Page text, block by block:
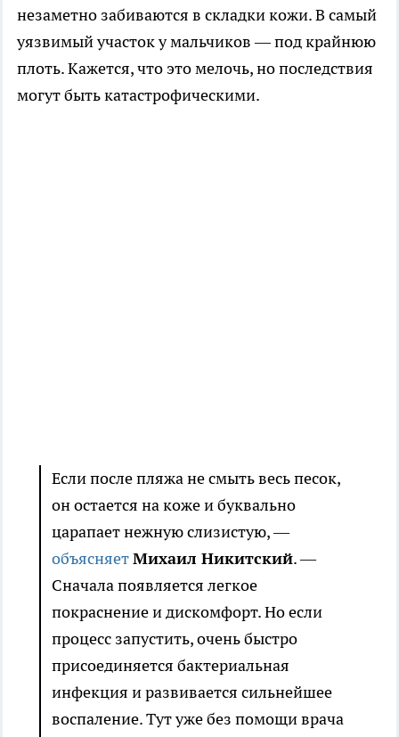
незаметно забиваются в складки кожи. В самый
уязвимый участок у мальчиков — под крайнюю
плоть. Кажется, что это мелочь, но последствия
могут быть катастрофическими.
Если после пляжа не смыть весь песок,
он остается на коже и буквально
царапает нежную слизистую, —
объясняетМихаил Никитский. —
Сначала появляется легкое
покраснение и дискомфорт. Но если
процесс запустить, очень быстро
присоединяется бактериальная
инфекция и развивается сильнейшее
воспаление. Тут уже без помощи врача